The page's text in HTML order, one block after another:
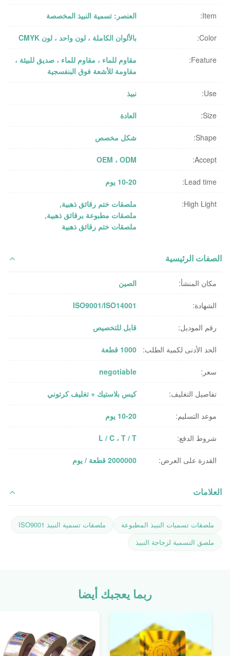
Item: العنصر: تسمية النبيذ المخصصة
Color: بالألوان الكاملة ، لون واحد ، لون CMYK
Feature:
مقاوم للماء ، مقاوم للماء ، صديق للبيئة ،
مقاومة للأشعة فوق البنفسجية
Use: نبيذ
Size: العادة
Shape: شكل مخصص
Accept: OEM ، ODM
Lead time: 10-20 يوم
High Light: ملصقات ختم رقائق ذهبية,
ملصقات مطبوعة برقائق ذهبية,
ملصقات ختم رقائق ذهبية
الصفات الرئيسية
مكان المنشأ: الصين
الشهادة: ISO9001/ISO14001
رقم الموديل: قابل للتخصيص
الحد الأدنى لكمية الطلب: 1000 قطعة
سعر: negotiable
تفاصيل التغليف: كيس بلاستيك + تغليف كرتوني
موعد التسليم: 10-20 يوم
شروط الدفع: L / C ، T / T
القدرة على العرض: 2000000 قطعة / يوم
العلامات
ملصقات تسميات النبيذ المطبوعة
ملصقات تسمية النبيذ ISO9001
ملصق التسمية لزجاجة النبيذ
ربما يعجبك أيضا